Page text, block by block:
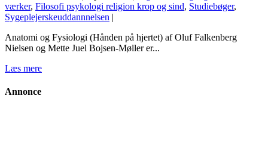
værker, Filosofi psykologi religion krop og sind, Studiebøger,
Sygeplejerskeuddannnelsen |
Anatomi og Fysiologi (Hånden på hjertet) af Oluf Falkenberg
Nielsen og Mette Juel Bojsen-Møller er...
Læs mere
Annonce